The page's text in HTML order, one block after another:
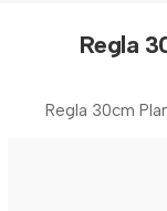
Regla
Regla 30cm